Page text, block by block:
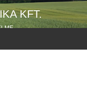
KFT.